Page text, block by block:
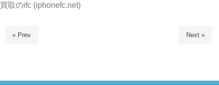
買取のifc (iphonefc.net)
« Prev Next »